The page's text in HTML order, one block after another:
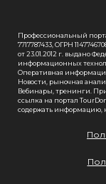
Профессиональный
7717787433, ОГРН
от 23.01.2012 г. выдано
информационных
Оперативная
Новости, рыночная
Вебинары, тренинги.
ссылка на портал
содержать информацию,